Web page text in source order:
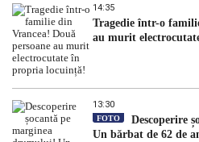
14:35
Tragedie într-o
au murit
13:30
FOTO
Descoperire
Un bărbat de 62 de